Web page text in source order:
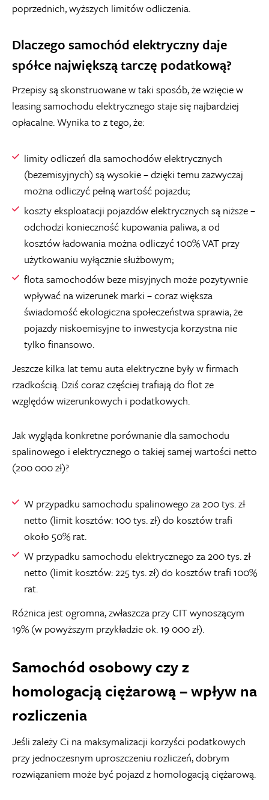
poprzednich, wyższych limitów odliczenia.
Dlaczego samochód elektryczny daje
spółce największą tarczę podatkową?
Przepisy są skonstruowane w taki sposób, że wzięcie w
leasing samochodu elektrycznego staje się najbardziej
opłacalne. Wynika to z tego, że:
limity odliczeń dla samochodów elektrycznych
(bezemisyjnych) są wysokie – dzięki temu zazwyczaj
można odliczyć pełną wartość pojazdu;
koszty eksploatacji pojazdów elektrycznych są niższe –
odchodzi konieczność kupowania paliwa, a od
kosztów ładowania można odliczyć 100% VAT przy
użytkowaniu wyłącznie służbowym;
flota samochodów beze misyjnych może pozytywnie
wpływać na wizerunek marki – coraz większa
świadomość ekologiczna społeczeństwa sprawia, że
pojazdy niskoemisyjne to inwestycja korzystna nie
tylko finansowo.
Jeszcze kilka lat temu auta elektryczne były w firmach
rzadkością. Dziś coraz częściej trafiają do flot ze
względów wizerunkowych i podatkowych.
Jak wygląda konkretne porównanie dla samochodu
spalinowego i elektrycznego o takiej samej wartości netto
(200 000 zł)?
W przypadku samochodu spalinowego za 200 tys. zł
netto (limit kosztów: 100 tys. zł) do kosztów trafi
około 50% rat.
W przypadku samochodu elektrycznego za 200 tys. zł
netto (limit kosztów: 225 tys. zł) do kosztów trafi 100%
rat.
Różnica jest ogromna, zwłaszcza przy CIT wynoszącym
19% (w powyższym przykładzie ok. 19 000 zł).
Samochód osobowy czy z
homologacją ciężarową – wpływ na
rozliczenia
Jeśli zależy Ci na maksymalizacji korzyści podatkowych
przy jednoczesnym uproszczeniu rozliczeń, dobrym
rozwiązaniem może być pojazd z homologacją ciężarową.